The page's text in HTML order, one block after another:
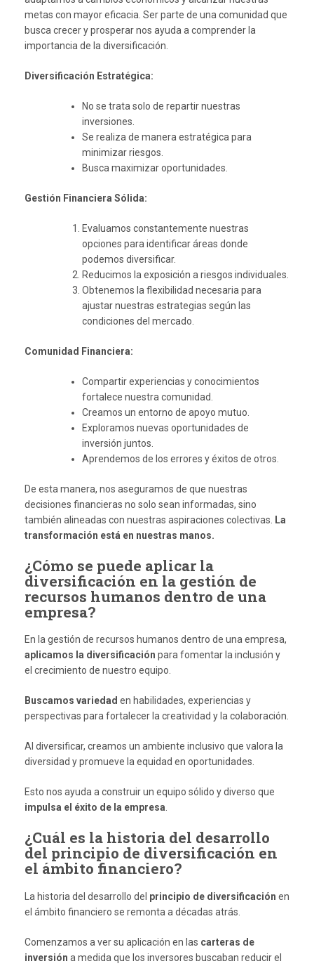
metas con mayor eficacia. Ser parte de una comunidad que
busca crecer y prosperar nos ayuda a comprender la
importancia de la diversificación.
Diversificación Estratégica:
No se trata solo de repartir nuestras
inversiones.
Se realiza de manera estratégica para
minimizar riesgos.
Busca maximizar oportunidades.
Gestión Financiera Sólida:
Evaluamos constantemente nuestras
opciones para identificar áreas donde
podemos diversificar.
Reducimos la exposición a riesgos individuales.
Obtenemos la flexibilidad necesaria para
ajustar nuestras estrategias según las
condiciones del mercado.
Comunidad Financiera:
Compartir experiencias y conocimientos
fortalece nuestra comunidad.
Creamos un entorno de apoyo mutuo.
Exploramos nuevas oportunidades de
inversión juntos.
Aprendemos de los errores y éxitos de otros.
De esta manera, nos aseguramos de que nuestras
decisiones financieras no solo sean informadas, sino
también alineadas con nuestras aspiraciones colectivas.
La
transformación está en nuestras manos.
¿Cómo se puede aplicar la
diversificación en la gestión de
recursos humanos dentro de una
empresa?
En la gestión de recursos humanos dentro de una empresa,
aplicamos la diversificación para fomentar la inclusión y
el crecimiento de nuestro equipo.
Buscamos variedad en habilidades, experiencias y
perspectivas para fortalecer la creatividad y la colaboración.
Al diversificar, creamos un ambiente inclusivo que valora la
diversidad y promueve la equidad en oportunidades.
Esto nos ayuda a construir un equipo sólido y diverso que
impulsa el éxito de la empresa.
¿Cuál es la historia del desarrollo
del principio de diversificación en
el ámbito financiero?
La historia del desarrollo del principio de diversificación en
el ámbito financiero se remonta a décadas atrás.
Comenzamos a ver su aplicación en las carteras de
inversión a medida que los inversores buscaban reducir el